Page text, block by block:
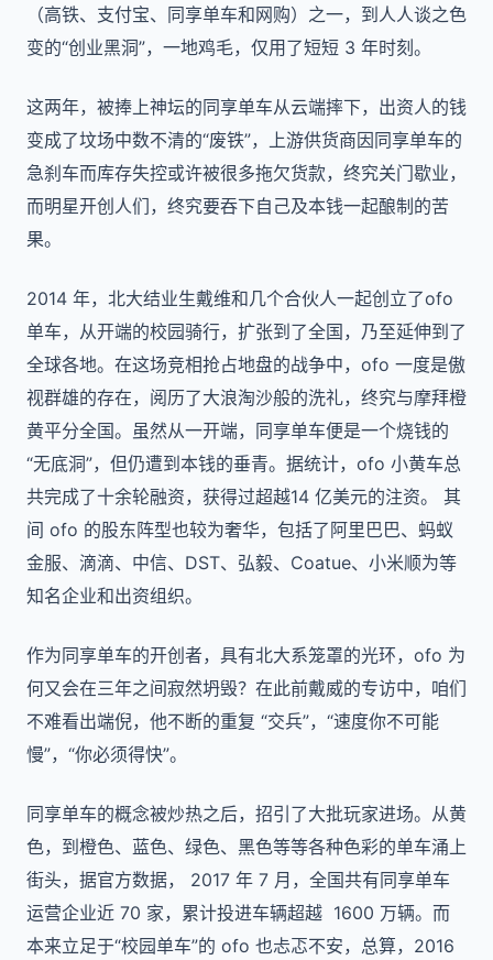
（高铁、支付宝、同享单车和网购）之一，到人人谈之色
变的“创业黑洞”，一地鸡毛，仅用了短短 3 年时刻。
这两年，被捧上神坛的同享单车从云端摔下，出资人的钱
变成了坟场中数不清的“废铁”，上游供货商因同享单车的
急刹车而库存失控或许被很多拖欠货款，终究关门歇业，
而明星开创人们，终究要吞下自己及本钱一起酿制的苦
果。
2014 年，北大结业生戴维和几个合伙人一起创立了ofo
单车，从开端的校园骑行，扩张到了全国，乃至延伸到了
全球各地。在这场竞相抢占地盘的战争中，ofo 一度是傲
视群雄的存在，阅历了大浪淘沙般的洗礼，终究与摩拜橙
黄平分全国。虽然从一开端，同享单车便是一个烧钱的
“无底洞”，但仍遭到本钱的垂青。据统计，ofo 小黄车总
共完成了十余轮融资，获得过超越14 亿美元的注资。 其
间 ofo 的股东阵型也较为奢华，包括了阿里巴巴、蚂蚁
金服、滴滴、中信、DST、弘毅、Coatue、小米顺为等
知名企业和出资组织。
作为同享单车的开创者，具有北大系笼罩的光环，ofo 为
何又会在三年之间寂然坍毁？在此前戴威的专访中，咱们
不难看出端倪，他不断的重复 “交兵”，“速度你不可能
慢”，“你必须得快”。
同享单车的概念被炒热之后，招引了大批玩家进场。从黄
色，到橙色、蓝色、绿色、黑色等等各种色彩的单车涌上
街头，据官方数据， 2017 年 7 月，全国共有同享单车
运营企业近 70 家，累计投进车辆超越 1600 万辆。而
本来立足于“校园单车”的 ofo 也忐忑不安，总算，2016